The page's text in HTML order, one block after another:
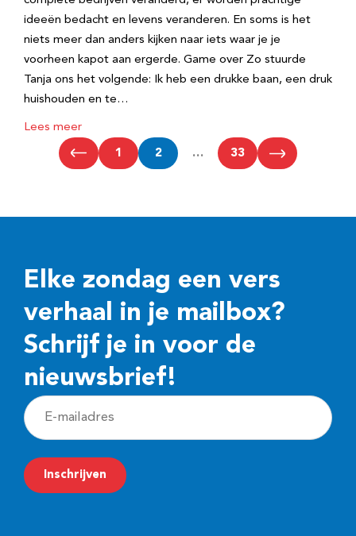
ideeën bedacht en levens veranderen. En soms is het
niets meer dan anders kijken naar iets waar je je
voorheen kapot aan ergerde. Game over Zo stuurde
Tanja ons het volgende: Ik heb een drukke baan, een druk
huishouden en te…
Lees meer
1 2 … 33
Elke zondag een vers
verhaal in je mailbox?
Schrijf je in voor de
nieuwsbrief!
E
-
m
a
Inschrijven